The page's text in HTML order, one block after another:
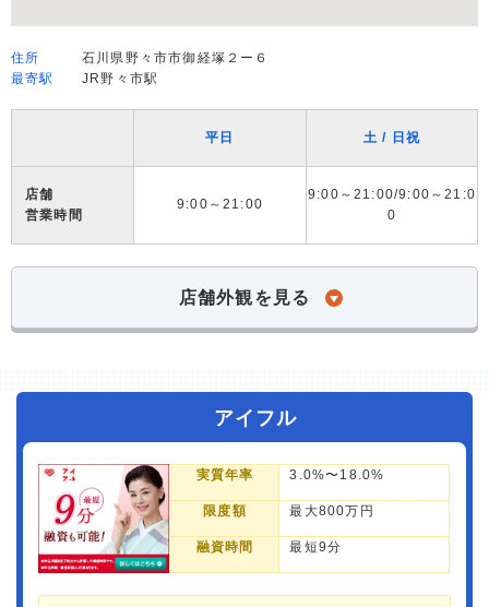
住所
石川県野々市市御経塚２ー６
最寄駅
JR野々市駅
平日 土 / 日祝
店舗
営業時間
9:00～21:00
9:00～21:00/9:00～21:0
0
店舗外観を見る
アイフル
実質年率 3.0%〜18.0%
限度額 最大800万円
融資時間 最短9分